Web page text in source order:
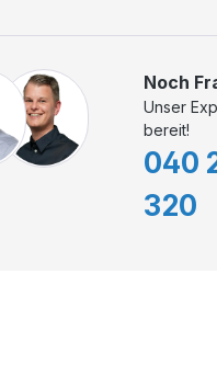
Noch
Unser
bereit!
040
320